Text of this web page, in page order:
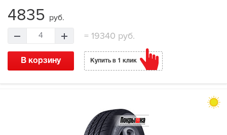
4835 руб.
4 =19340 руб.
В корзину Купить в 1 клик